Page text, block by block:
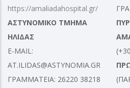
https://amaliadahospital.gr/
ΑΣΤΥΝΟΜΙΚΟ ΤΜΗΜΑ
ΗΛΙΔΑΣ
E-MAIL:
AT.ILIDAS@ASTYNOMIA.GR
ΓΡΑΜΜΑΤΕΙΑ: 26220 38218